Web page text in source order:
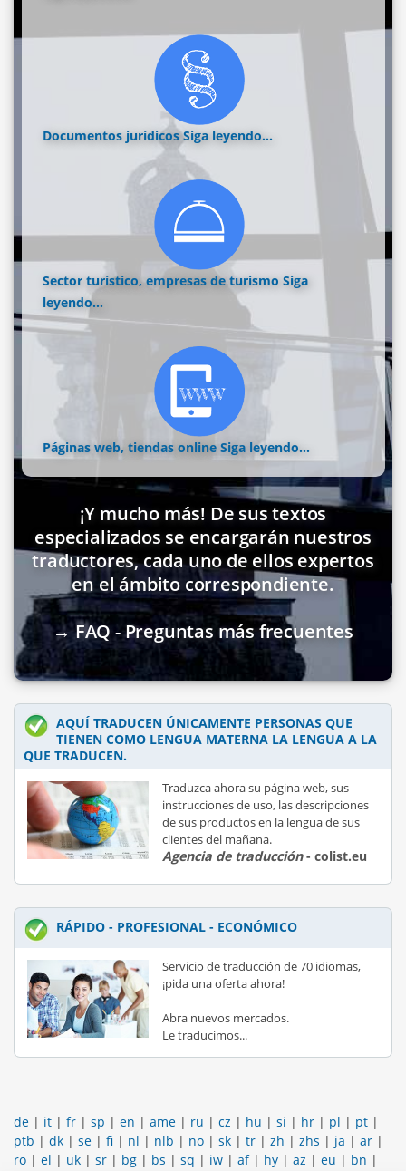
Documentos jurídicos Siga leyendo...
Sector turístico, empresas de turismo Siga
leyendo...
Páginas web, tiendas online Siga leyendo...
¡Y mucho más! De sus textos
especializados se encargarán nuestros
traductores, cada uno de ellos expertos
en el ámbito correspondiente.
→ FAQ - Preguntas más frecuentes
AQUÍ TRADUCEN ÚNICAMENTE PERSONAS QUE
TIENEN COMO LENGUA MATERNA LA LENGUA A LA
QUE TRADUCEN.
Traduzca ahora su página web, sus
instrucciones de uso, las descripciones
de sus productos en la lengua de sus
clientes del mañana.
Agencia de traducción- colist.eu
RÁPIDO - PROFESIONAL - ECONÓMICO
Servicio de traducción de 70 idiomas,
¡pida una oferta ahora!
Abra nuevos mercados.
Le traducimos...
de | it | fr | sp | en | ame | ru | cz | hu | si | hr | pl | pt |
ptb | dk | se | fi | nl | nlb | no | sk | tr | zh | zhs | ja | ar |
ro | el | uk | sr | bg | bs | sq | iw | af| hy | az | eu | bn |